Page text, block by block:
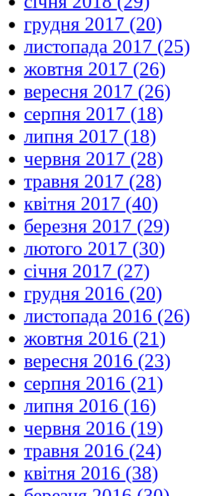
грудня 2017 (20)
листопада 2017 (25)
жовтня 2017 (26)
вересня 2017 (26)
серпня 2017 (18)
липня 2017 (18)
червня 2017 (28)
травня 2017 (28)
квітня 2017 (40)
березня 2017 (29)
лютого 2017 (30)
січня 2017 (27)
грудня 2016 (20)
листопада 2016 (26)
жовтня 2016 (21)
вересня 2016 (23)
серпня 2016 (21)
липня 2016 (16)
червня 2016 (19)
травня 2016 (24)
квітня 2016 (38)